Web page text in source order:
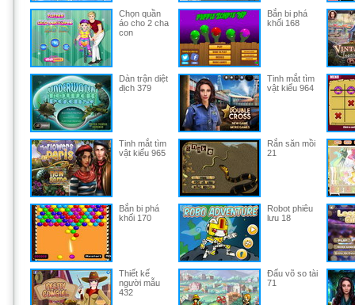
Chọn quần
áo cho 2 cha
con
Bắn bi phá
khối 168
Dàn trận diệt
địch 379
Tinh mắt tìm
vật kiểu 964
Tinh mắt tìm
vật kiểu 965
Rắn săn mồi
21
Bắn bi phá
khối 170
Robot phiêu
lưu 18
Thiết kế
người mẫu
432
Đấu võ so tài
71